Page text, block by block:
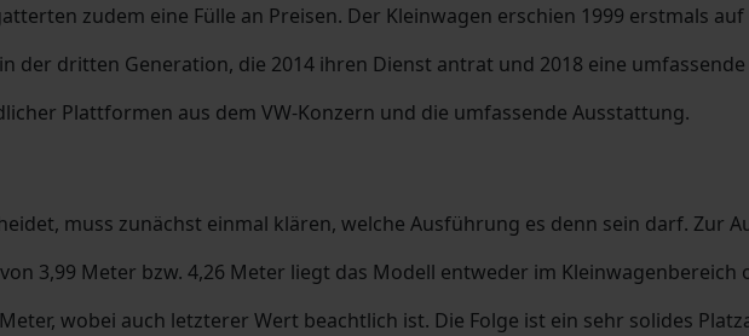
zudem eine Fülle an Preisen. Der Kleinwagen erschien 1999 erstmals
der dritten Generation, die 2014 ihren Dienst antrat und 2018 eine
Plattformen aus dem VW-Konzern und die umfassende Ausstattung.
muss zunächst einmal klären, welche Ausführung es denn sein darf. Zur
3,99 Meter bzw. 4,26 Meter liegt das Modell entweder im
wobei auch letzterer Wert beachtlich ist. Die Folge ist ein sehr solides